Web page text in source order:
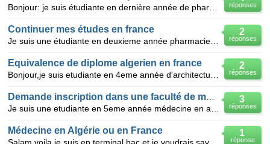
réponses
2
réponses
Continuer mes études en france
2
réponses
Equivalence de diplome algerien en france
3
réponses
1
réponse
Médecine en Algérie ou en France